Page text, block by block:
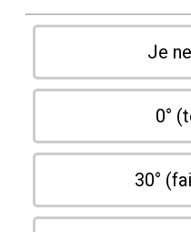
Je
0°
30°